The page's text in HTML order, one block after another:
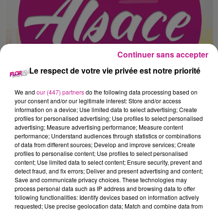
LE 7-10 DU 15 JUIN
Lundi 15 juin
Le respect de votre vie privée est notre priorité
We and our (447) partnersdo the following data processing based on
your consent and/or our legitimate interest: Store and/or access
information on a device; Use limited data to select advertising; Create
profiles for personalised advertising; Use profiles to select personalised
advertising; Measure advertising performance; Measure content
performance; Understand audiences through statistics or combinations
of data from different sources; Develop and improve services; Create
profiles to personalise content; Use profiles to select personalised
content; Use limited data to select content; Ensure security, prevent and
detect fraud, and fix errors; Deliver and present advertising and content;
Save and communicate privacy choices. These technologies may
process personal data such as IP address and browsing data to offer
following functionalities: Identify devices based on information actively
requested; Use precise geolocation data; Match and combine data from
Continuer sans accepter